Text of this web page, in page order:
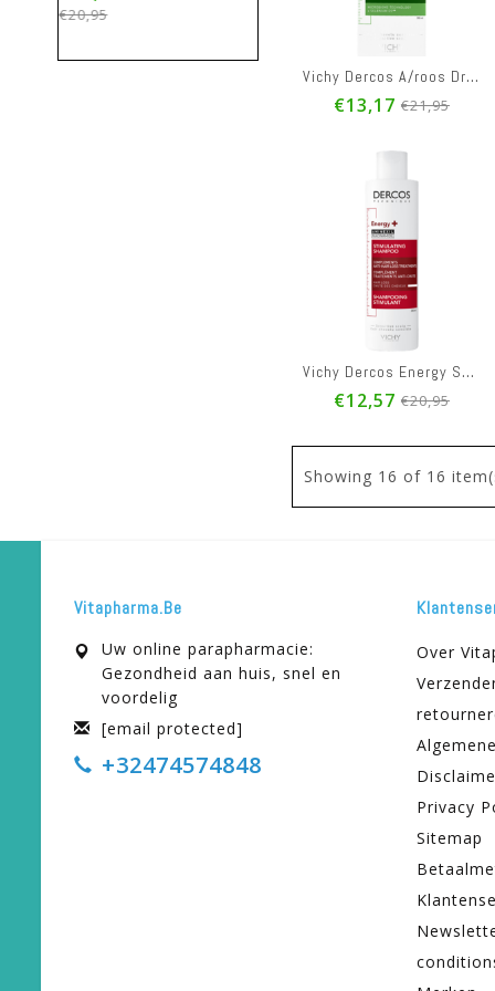
€21,95
Vichy Dercos A/roos Droog Haar Reno Sh 200ml
€13,17 €21,95
Vichy Dercos Energy Sh Aminexil 200ml
€12,57 €20,95
Showing 16 of 16
Vitapharma.be
Uw online parapharmacie:
Gezondheid aan huis, snel en
voordelig
[email protected]
+32474574848
Over
Privacy
Sitemap